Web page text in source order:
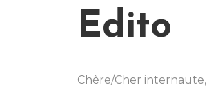
Edito
Chère/Cher internaute,